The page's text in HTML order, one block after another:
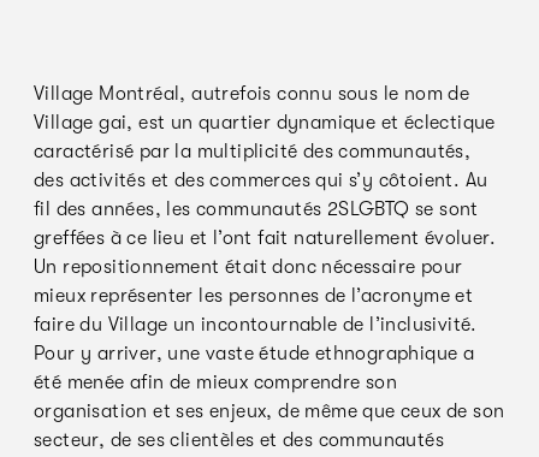
Village Montréal, autrefois connu sous le nom de
Village gai, est un quartier dynamique et éclectique
caractérisé par la multiplicité des communautés,
des activités et des commerces qui s’y côtoient. Au
fil des années, les communautés 2SLGBTQ se sont
greffées à ce lieu et l’ont fait naturellement évoluer.
Un repositionnement était donc nécessaire pour
mieux représenter les personnes de l’acronyme et
faire du Village un incontournable de l’inclusivité.
Pour y arriver, une vaste étude ethnographique a
été menée afin de mieux comprendre son
organisation et ses enjeux, de même que ceux de son
secteur, de ses clientèles et des communautés